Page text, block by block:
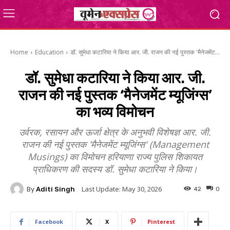
Home Education डॉ. सुमेधा कटारिया ने किया आर. जी. राजन की नई पुस्तक 'मैनेजमेंट...
डॉ. सुमेधा कटारिया ने किया आर. जी.
राजन की नई पुस्तक ‘मैनेजमेंट म्यूजिंग्स’
का भव्य विमोचन
उर्वरक, रसायन और ऊर्जा क्षेत्र के अनुभवी विशेषज्ञ आर. जी.
राजन की नई पुस्तक 'मैनेजमेंट म्यूजिंग्स' (Management
Musings) का विमोचन हरियाणा राज्य पुलिस शिकायत
प्राधिकरण की सदस्य डॉ. सुमेधा कटारिया ने किया।
By Aditi Singh Last Update: May 30, 2026 0
42
Facebook X Pinterest